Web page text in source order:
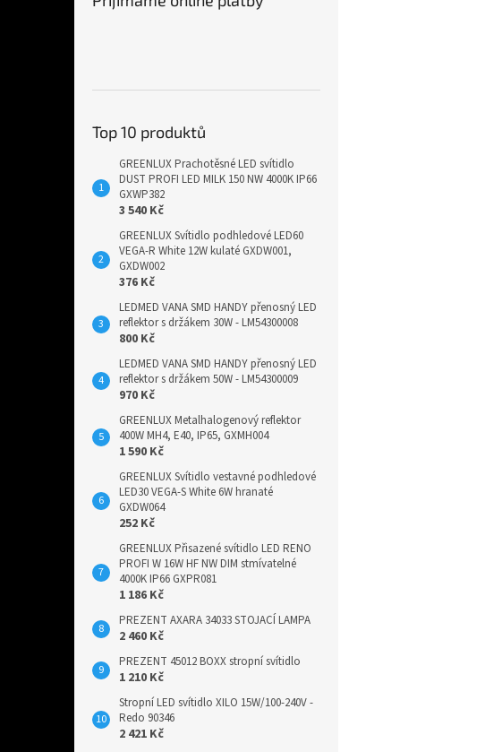
Top 10 produktů
GREENLUX Prachotěsné LED svítidlo
DUST PROFI LED MILK 150 NW 4000K IP66
GXWP382
3 540 Kč
GREENLUX Svítidlo podhledové LED60
VEGA-R White 12W kulaté GXDW001,
GXDW002
376 Kč
LEDMED VANA SMD HANDY přenosný LED
reflektor s držákem 30W - LM54300008
800 Kč
LEDMED VANA SMD HANDY přenosný LED
reflektor s držákem 50W - LM54300009
970 Kč
GREENLUX Metalhalogenový reflektor
400W MH4, E40, IP65, GXMH004
1 590 Kč
GREENLUX Svítidlo vestavné podhledové
LED30 VEGA-S White 6W hranaté
GXDW064
252 Kč
GREENLUX Přisazené svítidlo LED RENO
PROFI W 16W HF NW DIM stmívatelné
4000K IP66 GXPR081
1 186 Kč
PREZENT AXARA 34033 STOJACÍ LAMPA
2 460 Kč
PREZENT 45012 BOXX stropní svítidlo
1 210 Kč
Stropní LED svítidlo XILO 15W/100-240V -
Redo 90346
2 421 Kč